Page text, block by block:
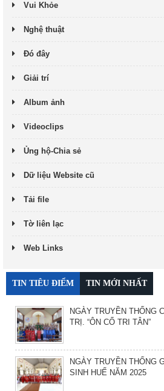
Vui Khỏe
Nghệ thuật
Đó đây
Giải trí
Album ảnh
Videoclips
Ủng hộ-Chia sẻ
Dữ liệu Website cũ
Tải file
Tờ liên lạc
Web Links
TIN TIÊU ĐIỂM TIN MỚI NHẤT
NGÀY TRUYỀN THỐNG
TRỊ. “ÔN CỐ TRI TÂN”
NGÀY TRUYỀN THỐNG
SINH HUẾ NĂM 2025